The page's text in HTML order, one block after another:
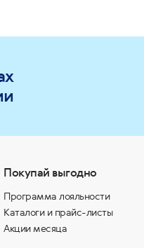
Покупай выгодно
Программа лояльности
Каталоги и прайс-листы
Акции месяца